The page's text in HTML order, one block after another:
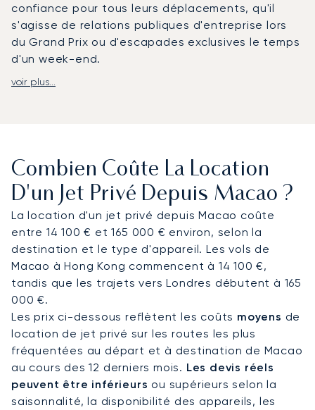
confiance pour tous leurs déplacements, qu'il
s'agisse de relations publiques d'entreprise lors
du Grand Prix ou d'escapades exclusives le temps
d'un week-end.
Chez LunaJets, nous concevons votre voyage
de gamme adaptée à vos goûts. Cette approche
personnalisée vous garantit de ne pas perdre de
temps et d'arriver à Macao prêt à profiter
pleinement de votre séjour.
Notre expérience éprouvée inclut la gestion de
vols complexes pour des événements mondiaux
majeurs, de la Coupe du Monde aux Jeux
Olympiques. Cette expertise garantit que votre
voyage pour un événement de premier plan à
Macao soit géré avec une précision absolue, vous
permettant de vous concentrer sur vos objectifs
en toute confiance.
voir plus...
Combien Coûte La Location
D'un Jet Privé Depuis Macao ?
La location d'un jet privé depuis Macao coûte
entre 14 100 € et 165 000 € environ, selon la
destination et le type d'appareil. Les vols de
Macao à Hong Kong commencent à 14 100 €,
tandis que les trajets vers Londres débutent à 165
000 €.
Les prix ci-dessous reflètent les coûts moyens de
location de jet privé sur les routes les plus
fréquentées au départ et à destination de Macao
au cours des 12 derniers mois. Les devis réels
peuvent être inférieurs ou supérieurs selon la
saisonnalité, la disponibilité des appareils, les